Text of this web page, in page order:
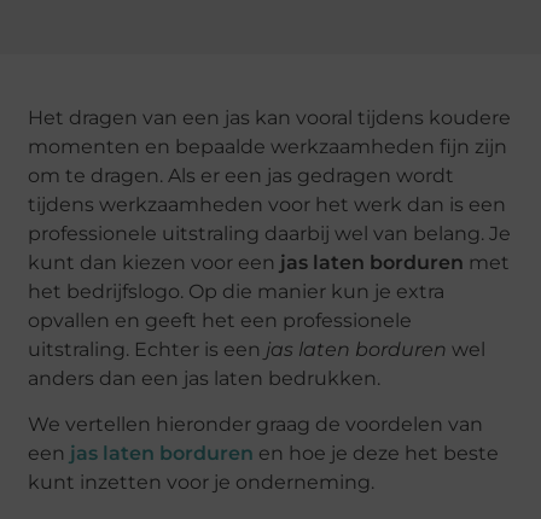
Het dragen van een jas kan vooral tijdens koudere
momenten en bepaalde werkzaamheden fijn zijn
om te dragen. Als er een jas gedragen wordt
tijdens werkzaamheden voor het werk dan is een
professionele uitstraling daarbij wel van belang. Je
kunt dan kiezen voor een jas laten borduren met
het bedrijfslogo. Op die manier kun je extra
opvallen en geeft het een professionele
uitstraling. Echter is een jas laten borduren wel
anders dan een jas laten bedrukken.
We vertellen hieronder graag de voordelen van
een jas laten borduren en hoe je deze het beste
kunt inzetten voor je onderneming.